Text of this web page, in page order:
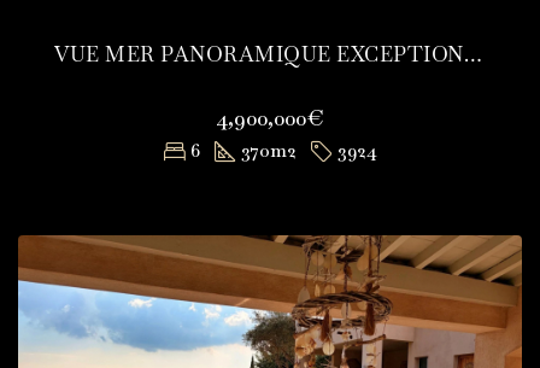
VUE MER PANORAMIQUE EXCEPTIONNELLE
4,900,000€
6 370m2 3924